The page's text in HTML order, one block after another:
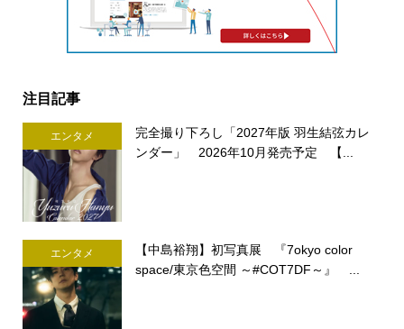
注目記事
エンタメ
完全撮り下ろし「2027年版 羽生結弦カレ
ンダー」 2026年10月発売予定 【...
エンタメ
【中島裕翔】初写真展 『7okyo color
space/東京色空間 ～#COT7DF～』 ...